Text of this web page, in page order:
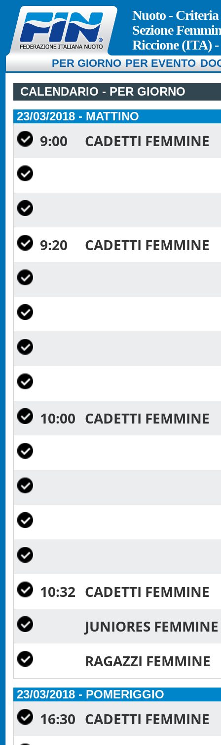
Nuoto -
Sezione
Riccione (ITA)
PER GIORNO PER EVENTO
CALENDARIO - PER GIORNO
23/03/2018 - MATTINO
9:00 CADETTI FEMMINE
9:20 CADETTI FEMMINE
10:00 CADETTI FEMMINE
10:32 CADETTI FEMMINE
JUNIORES
RAGAZZI FEMMINE
23/03/2018 - POMERIGGIO
16:30 CADETTI FEMMINE